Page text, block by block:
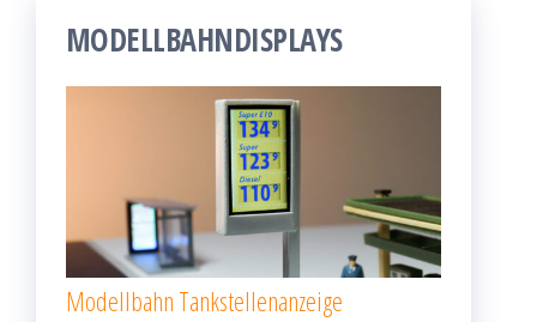
MODELLBAHNDISPLAYS
Modellbahn Tankstellenanzeige